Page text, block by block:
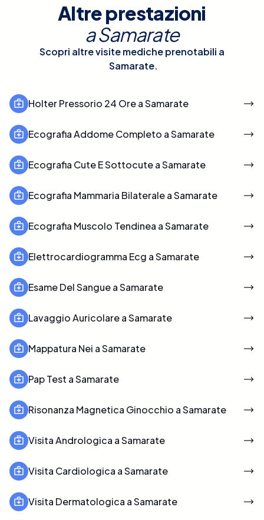
Altre prestazioni
aSamarate
Scopri altre visite mediche prenotabili a
Samarate.
Holter Pressorio 24 Ore a Samarate
Ecografia Addome Completo a Samarate
Ecografia Cute E Sottocute a Samarate
Ecografia Mammaria Bilaterale a Samarate
Ecografia Muscolo Tendinea a Samarate
Elettrocardiogramma Ecg a Samarate
Esame Del Sangue a Samarate
Lavaggio Auricolare a Samarate
Mappatura Nei a Samarate
Pap Test a Samarate
Risonanza Magnetica Ginocchio a Samarate
Visita Andrologica a Samarate
Visita Cardiologica a Samarate
Visita Dermatologica a Samarate